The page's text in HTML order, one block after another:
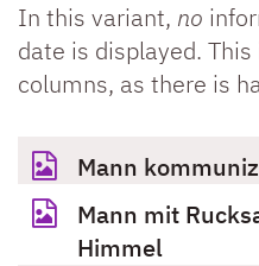
In this variant, no
date is displayed.
columns, as there is
Mann
Mann mit
Himmel